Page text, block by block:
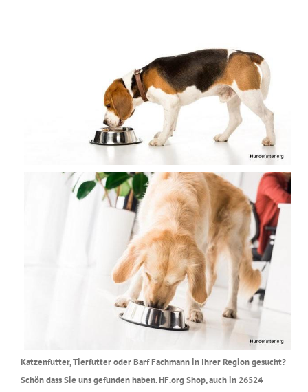
Katzenfutter, Tierfutter oder Barf Fachmann in Ihrer Region gesucht?
Schön dass Sie uns gefunden haben. HF.org Shop, auch in 26524